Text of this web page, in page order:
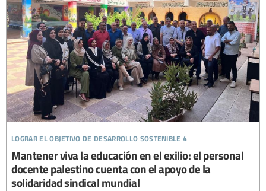
lograr el objetivo de desarrollo sostenible 4
Mantener viva la educación en el exilio: el personal
docente palestino cuenta con el apoyo de la
solidaridad sindical mundial